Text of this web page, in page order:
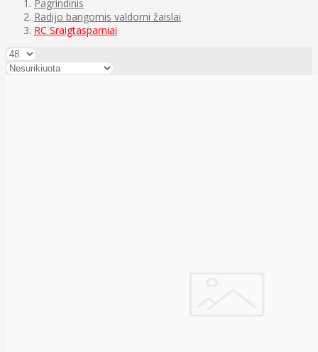
Pagrindinis
Radijo bangomis valdomi žaislai
RC Sraigtasparniai